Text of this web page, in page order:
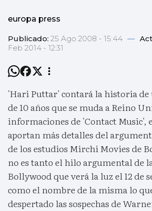
europa press
Publicado: 25 Ago 2008 - 15:44 —
Feb 2014 - 12:31
'Hari Puttar' contará la historia
de 10 años que se muda a Reino
informaciones de 'Contact Music',
aportan más detalles del
de los estudios Mirchi Movies de
no es tanto el hilo argumental de
Bollywood que verá la luz el 12 de
como el nombre de la misma lo
despertado las sospechas de